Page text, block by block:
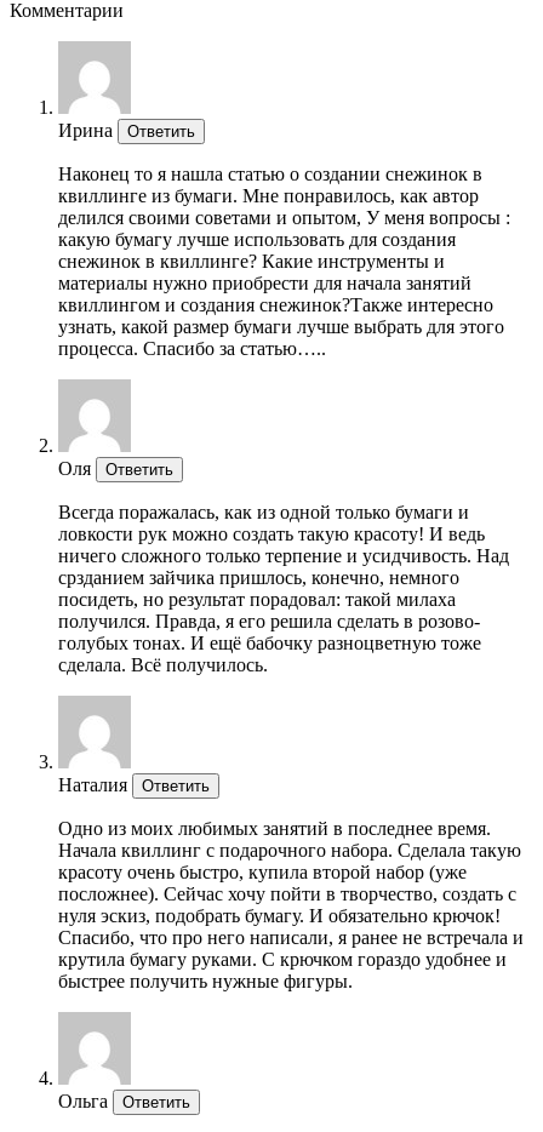
Комментарии
Ирина Ответить
Наконец то я нашла статью о создании снежинок в
квиллинге из бумаги. Мне понравилось, как автор
делился своими советами и опытом, У меня вопросы :
какую бумагу лучше использовать для создания
снежинок в квиллинге? Какие инструменты и
материалы нужно приобрести для начала занятий
квиллингом и создания снежинок?Также интересно
узнать, какой размер бумаги лучше выбрать для этого
процесса. Спасибо за статью…..
Оля Ответить
Всегда поражалась, как из одной только бумаги и
ловкости рук можно создать такую красоту! И ведь
ничего сложного только терпение и усидчивость. Над
срзданием зайчика пришлось, конечно, немного
посидеть, но результат порадовал: такой милаха
получился. Правда, я его решила сделать в розово-
голубых тонах. И ещё бабочку разноцветную тоже
сделала. Всё получилось.
Наталия Ответить
Одно из моих любимых занятий в последнее время.
Начала квиллинг с подарочного набора. Сделала такую
красоту очень быстро, купила второй набор (уже
посложнее). Сейчас хочу пойти в творчество, создать с
нуля эскиз, подобрать бумагу. И обязательно крючок!
Спасибо, что про него написали, я ранее не встречала и
крутила бумагу руками. С крючком гораздо удобнее и
быстрее получить нужные фигуры.
Ольга Ответить